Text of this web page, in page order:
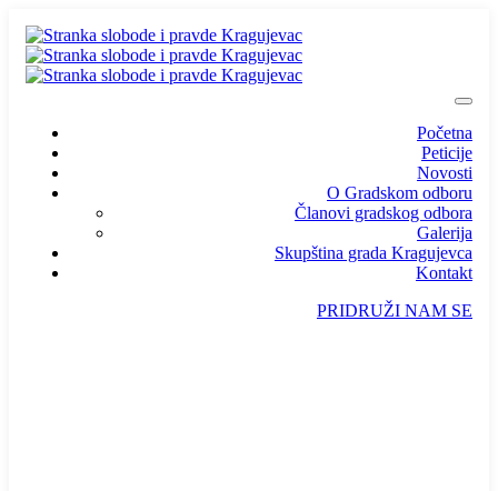
Početna
Peticije
Novosti
O Gradskom odboru
Članovi gradskog odbora
Galerija
Skupština grada Kragujevca
Kontakt
PRIDRUŽI NAM SE